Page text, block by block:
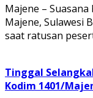
Majene –
Majene, Sulawesi
saat ratusan
Tinggal
Kodim 1401/